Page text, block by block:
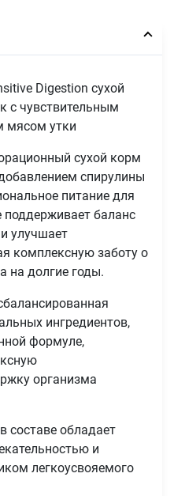
Digestion сухой
с чувствительным
мясом утки
сухой корм
спирулины
питание для
поддерживает баланс
улучшает
комплексную заботу о
на долгие годы.
ингредиентов,
формуле,
организма
составе обладает
и
легкоусвояемого